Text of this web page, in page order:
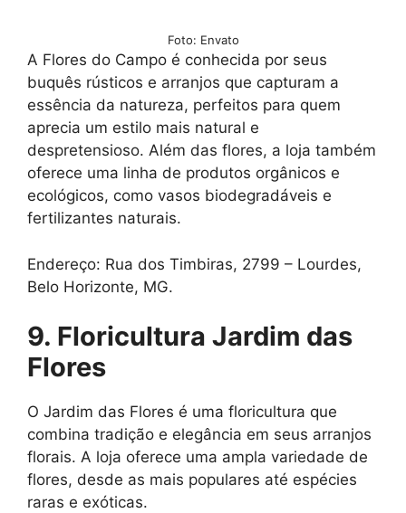
Foto: Envato
A Flores do Campo é conhecida por seus
buquês rústicos e arranjos que capturam a
essência da natureza, perfeitos para quem
aprecia um estilo mais natural e
despretensioso. Além das flores, a loja também
oferece uma linha de produtos orgânicos e
ecológicos, como vasos biodegradáveis e
fertilizantes naturais.
Endereço: Rua dos Timbiras, 2799 – Lourdes,
Belo Horizonte, MG.
9. Floricultura Jardim das
Flores
O Jardim das Flores é uma floricultura que
combina tradição e elegância em seus arranjos
florais. A loja oferece uma ampla variedade de
flores, desde as mais populares até espécies
raras e exóticas.